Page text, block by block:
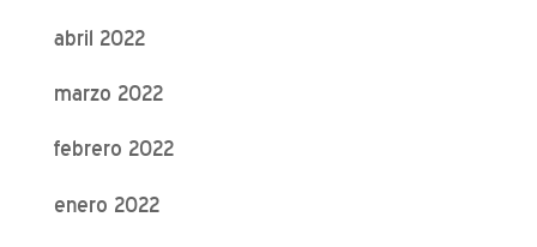
abril 2022
marzo 2022
febrero 2022
enero 2022